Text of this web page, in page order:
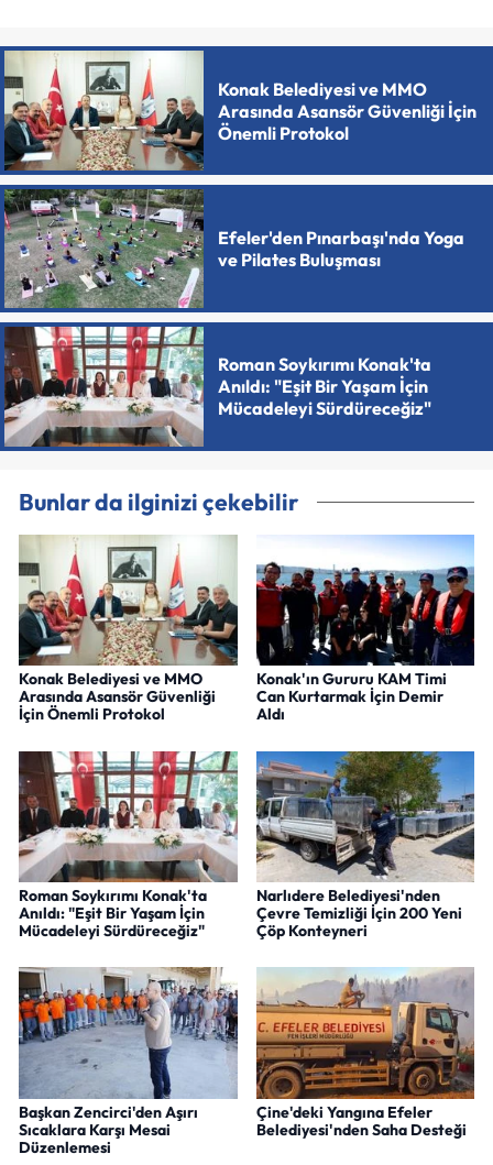
Konak Belediyesi ve MMO
Arasında Asansör Güvenliği İçin
Önemli Protokol
Efeler'den Pınarbaşı'nda Yoga
ve Pilates Buluşması
Roman Soykırımı Konak'ta
Anıldı: "Eşit Bir Yaşam İçin
Mücadeleyi Sürdüreceğiz"
Bunlar da ilginizi çekebilir
Konak Belediyesi ve MMO
Arasında Asansör Güvenliği
İçin Önemli Protokol
Konak'ın Gururu KAM Timi
Can Kurtarmak İçin Demir
Aldı
Roman Soykırımı Konak'ta
Anıldı: "Eşit Bir Yaşam İçin
Mücadeleyi Sürdüreceğiz"
Narlıdere Belediyesi'nden
Çevre Temizliği İçin 200 Yeni
Çöp Konteyneri
Başkan Zencirci'den Aşırı
Sıcaklara Karşı Mesai
Düzenlemesi
Çine'deki Yangına Efeler
Belediyesi'nden Saha Desteği